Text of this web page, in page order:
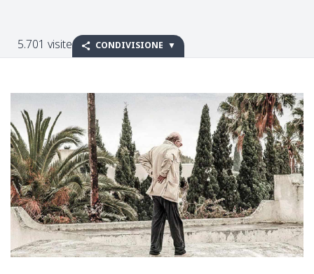
5.701 visite CONDIVISIONE